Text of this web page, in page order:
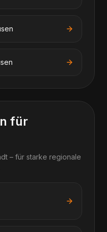
für
– für starke regionale